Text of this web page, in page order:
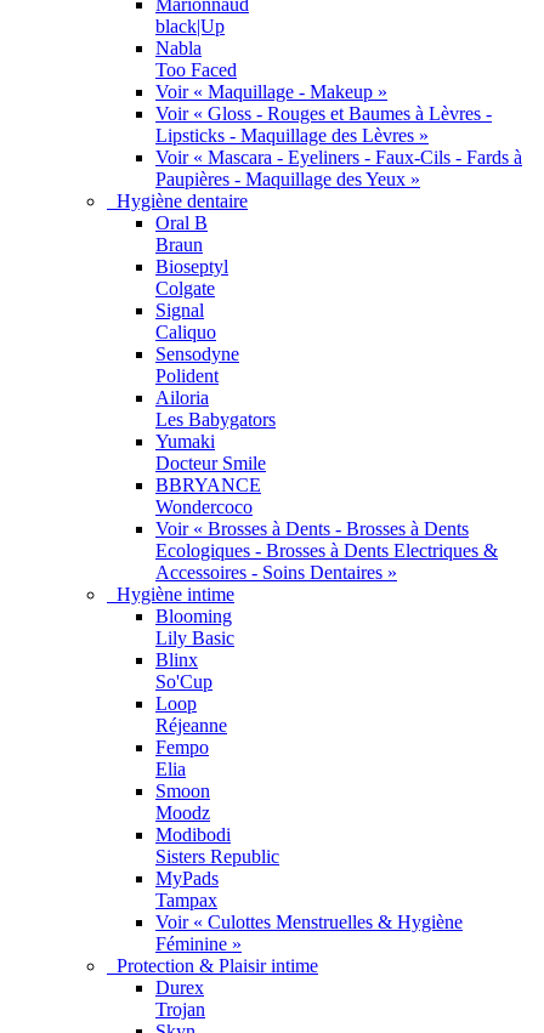
Marionnaud
black|Up
Nabla
Too Faced
Voir « Maquillage - Makeup »
Voir « Gloss - Rouges et Baumes à Lèvres -
Lipsticks - Maquillage des Lèvres »
Voir « Mascara - Eyeliners - Faux-Cils - Fards à
Paupières - Maquillage des Yeux »
Hygiène dentaire
Oral B
Braun
Bioseptyl
Colgate
Signal
Caliquo
Sensodyne
Polident
Ailoria
Les Babygators
Yumaki
Docteur Smile
BBRYANCE
Wondercoco
Voir « Brosses à Dents - Brosses à Dents
Ecologiques - Brosses à Dents Electriques &
Accessoires - Soins Dentaires »
Hygiène intime
Blooming
Lily Basic
Blinx
So'Cup
Loop
Réjeanne
Fempo
Elia
Smoon
Moodz
Modibodi
Sisters Republic
MyPads
Tampax
Voir « Culottes Menstruelles & Hygiène
Féminine »
Protection & Plaisir intime
Durex
Trojan